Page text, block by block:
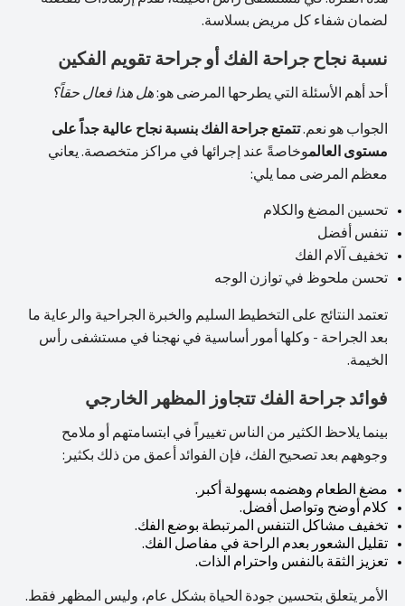
لضمان شفاء كل مريض بسلاسة.
نسبة نجاح جراحة الفك أو جراحة تقويم الفكين
أحد أهم الأسئلة التي يطرحها المرضى هو:هل هذا فعال حقاً؟
الجواب هو نعم.تتمتع جراحة الفك بنسبة نجاح عالية جداً على
مستوى العالموخاصةً عند إجرائها في مراكز متخصصة. يعاني
معظم المرضى مما يلي:
تحسين المضغ والكلام
تنفس أفضل
تخفيف آلام الفك
تحسن ملحوظ في توازن الوجه
تعتمد النتائج على التخطيط السليم والخبرة الجراحية والرعاية ما
بعد الجراحة - وكلها أمور أساسية في نهجنا في مستشفى رأس
الخيمة.
فوائد جراحة الفك تتجاوز المظهر الخارجي
بينما يلاحظ الكثير من الناس تغييراً في ابتسامتهم أو ملامح
وجوههم بعد تصحيح الفك، فإن الفوائد أعمق من ذلك بكثير:
مضغ الطعام وهضمه بسهولة أكبر.
كلام أوضح وتواصل أفضل.
تخفيف مشاكل التنفس المرتبطة بوضع الفك.
تقليل الشعور بعدم الراحة في مفاصل الفك.
تعزيز الثقة بالنفس واحترام الذات.
الأمر يتعلق بتحسين جودة الحياة بشكل عام، وليس المظهر فقط.